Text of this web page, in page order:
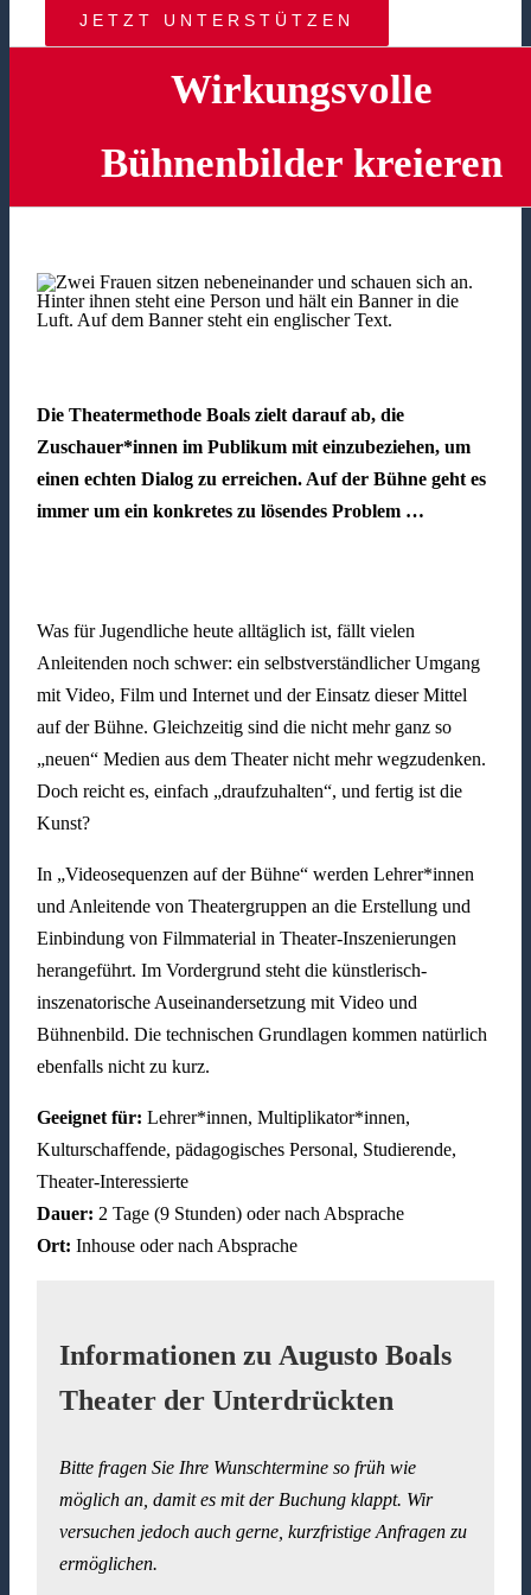
JETZT UNTERSTÜTZEN
Wirkungsvolle
Bühnenbilder kreieren
Die Theatermethode Boals zielt darauf ab, die
Zuschauer*innen im Publikum mit einzubeziehen, um
einen echten Dialog zu erreichen. Auf der Bühne geht es
immer um ein konkretes zu lösendes Problem …
Was für Jugendliche heute alltäglich ist, fällt vielen
Anleitenden noch schwer: ein selbstverständlicher Umgang
mit Video, Film und Internet und der Einsatz dieser Mittel
auf der Bühne. Gleichzeitig sind die nicht mehr ganz so
„neuen“ Medien aus dem Theater nicht mehr wegzudenken.
Doch reicht es, einfach „draufzuhalten“, und fertig ist die
Kunst?
In „Videosequenzen auf der Bühne“ werden Lehrer*innen
und Anleitende von Theatergruppen an die Erstellung und
Einbindung von Filmmaterial in Theater-Inszenierungen
herangeführt. Im Vordergrund steht die künstlerisch-
inszenatorische Auseinandersetzung mit Video und
Bühnenbild. Die technischen Grundlagen kommen natürlich
ebenfalls nicht zu kurz.
Geeignet für: Lehrer*innen, Multiplikator*innen,
Kulturschaffende, pädagogisches Personal, Studierende,
Theater-Interessierte
Dauer: 2 Tage (9 Stunden) oder nach Absprache
Ort: Inhouse oder nach Absprache
Informationen zu Augusto Boals
Theater der Unterdrückten
Bitte fragen Sie Ihre Wunschtermine so früh wie
möglich an, damit es mit der Buchung klappt. Wir
versuchen jedoch auch gerne, kurzfristige Anfragen zu
ermöglichen.